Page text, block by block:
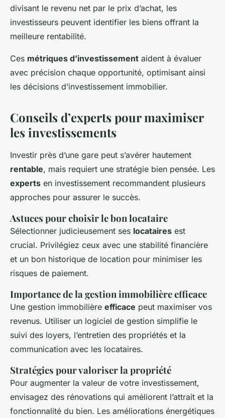
divisant le revenu net par le prix d’achat, les
investisseurs peuvent identifier les biens offrant la
meilleure rentabilité.
Ces métriques d’investissement aident à évaluer
avec précision chaque opportunité, optimisant ainsi
les décisions d’investissement immobilier.
Conseils d’experts pour maximiser
les investissements
Investir près d’une gare peut s’avérer hautement
rentable, mais requiert une stratégie bien pensée. Les
experts en investissement recommandent plusieurs
approches pour assurer le succès.
Astuces pour choisir le bon locataire
Sélectionner judicieusement ses locataires est
crucial. Privilégiez ceux avec une stabilité financière
et un bon historique de location pour minimiser les
risques de paiement.
Importance de la gestion immobilière efficace
Une gestion immobilière efficace peut maximiser vos
revenus. Utiliser un logiciel de gestion simplifie le
suivi des loyers, l’entretien des propriétés et la
communication avec les locataires.
Stratégies pour valoriser la propriété
Pour augmenter la valeur de votre investissement,
envisagez des rénovations qui améliorent l’attrait et la
fonctionnalité du bien. Les améliorations énergétiques